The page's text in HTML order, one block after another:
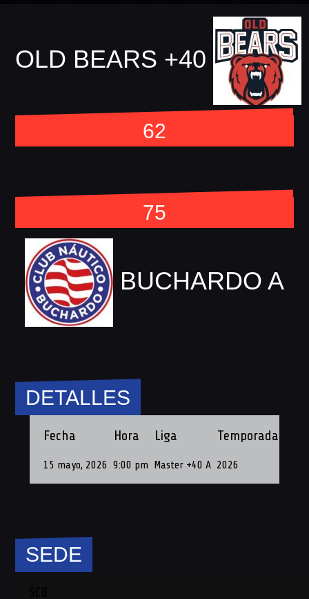
OLD BEARS +40
62
75
BUCHARDO A
DETALLES
Fecha Hora Liga Temporada
15 mayo, 2026 9:00 pm Master +40 A 2026
SEDE